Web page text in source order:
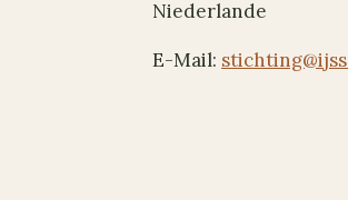
Niederlande
E-Mail: